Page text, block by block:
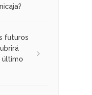
futuros
último